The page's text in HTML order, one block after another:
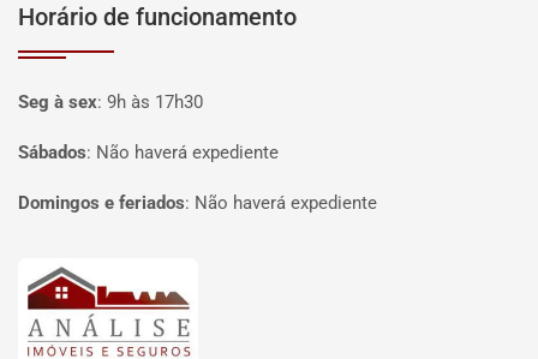
Horário de funcionamento
Seg à sex: 9h às 17h30
Sábados: Não haverá expediente
Domingos e feriados: Não haverá expediente
Página inicial